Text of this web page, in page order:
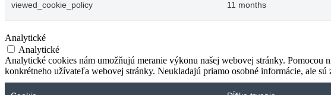
Šamorín, August 14
FestivalKoncert
viewed_cookie_policy 11 months
Analytické
Analytické
Analytické cookies nám umožňujú meranie výkonu našej webovej stránky.
konkrétneho užívateľa webovej stránky. Neukladajú priamo osobné informácie, ale